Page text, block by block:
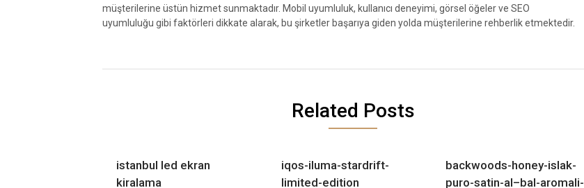
müşterilerine üstün hizmet sunmaktadır. Mobil uyumluluk, kullanıcı deneyimi, görsel öğeler ve SEO
uyumluluğu gibi faktörleri dikkate alarak, bu şirketler başarıya giden yolda müşterilerine rehberlik etmektedir.
Related Posts
istanbul led ekran
kiralama
iqos-iluma-stardrift-
limited-edition
backwoods-honey-islak-
puro-satin-al–bal-aromali-